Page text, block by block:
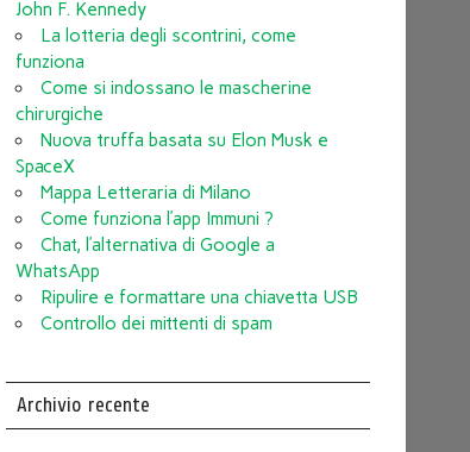
John F. Kennedy
La lotteria degli scontrini, come
funziona
Come si indossano le mascherine
chirurgiche
Nuova truffa basata su Elon Musk e
SpaceX
Mappa Letteraria di Milano
Come funziona l’app Immuni ?
Chat, l’alternativa di Google a
WhatsApp
Ripulire e formattare una chiavetta USB
Controllo dei mittenti di spam
Archivio recente